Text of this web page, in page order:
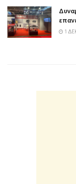
1